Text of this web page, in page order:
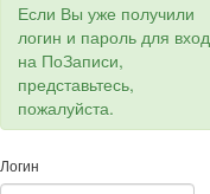
Если Вы уже получили
логин и пароль для
на ПоЗаписи,
представьтесь,
пожалуйста.
Логин